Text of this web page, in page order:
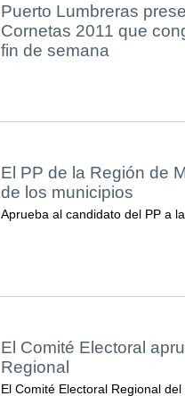
Puerto Lumbreras
Cornetas 2011 que
fin de semana
El PP de la Región de
de los municipios
Aprueba al candidato del PP a
El Comité Electoral
Regional
El Comité Electoral Regional